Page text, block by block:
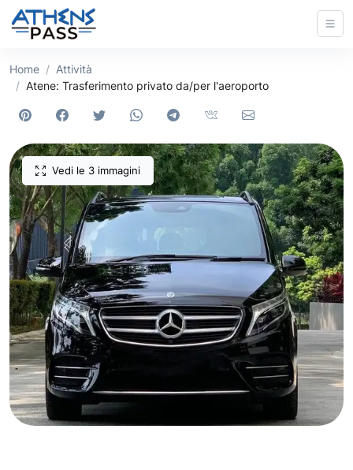
Home
Attività
Atene: Trasferimento privato da/per l'aeroporto
Vedi le 3 immagini